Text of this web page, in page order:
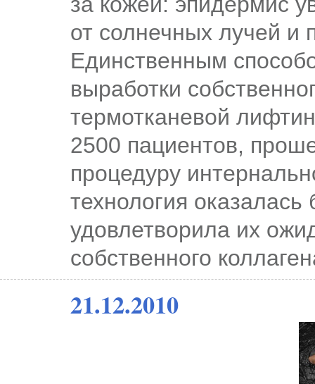
от солнечных лучей и
Единственным
выработки
термотканевой
2500 пациентов,
процедуру
технология
удовлетворила их
собственного
21.12.2010